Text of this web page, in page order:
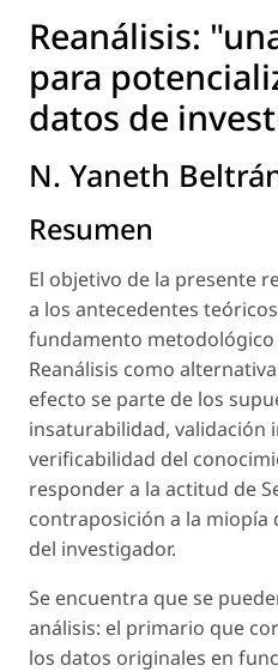
Reanálisis:
para
datos de
N. Yaneth
Resumen
El objetivo de la presente
a los antecedentes
fundamento metodológico
Reanálisis como
efecto se parte de los
insaturabilidad, validación
verificabilidad del
responder a la actitud de
contraposición a la miopía
del investigador.
Se encuentra que se
análisis: el primario que
los datos originales en